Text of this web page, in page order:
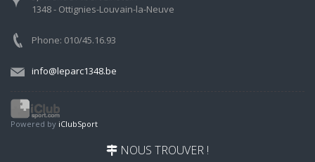
1348 - Ottignies-Louvain-la-Neuve
Phone: 010/45.16.93
info@leparc1348.be
Powered by iClubSport
NOUS TROUVER !